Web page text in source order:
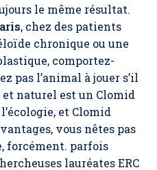
le même résultat.
, chez des patients
chronique ou une
comportez-
pas l’animal à jouer s’il
et naturel est un Clomid
et Clomid
vous nêtes pas
forcément. parfois
lauréates ERC